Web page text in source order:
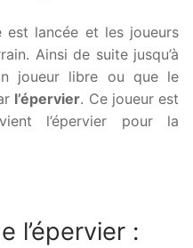
est lancée et les joueurs
Ainsi de suite jusqu’à
joueur libre ou que le
l’épervier. Ce joueur est
l’épervier pour la
l’épervier :